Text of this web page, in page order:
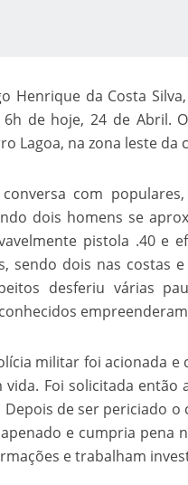
Como o
Os segredos não
Henrique da Costa
6h de hoje, 24 de Abril.
Lagoa, na zona leste da
conversa com
dois homens se
pistola .40 e
sendo dois nas costas
desferiu várias
militar foi acionada e
vida. Foi solicitada então
Depois de ser periciado
e cumpria pena
e trabalham